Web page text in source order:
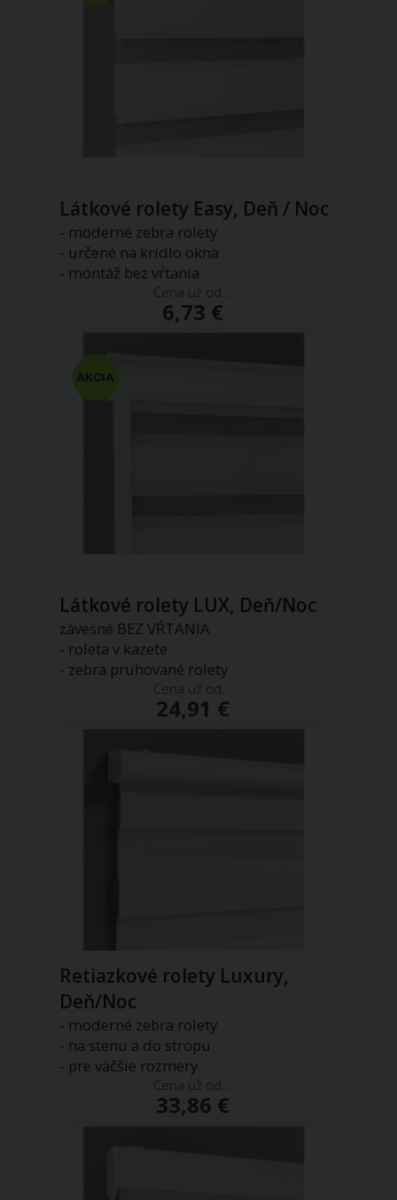
Látkové rolety Easy, Deň / Noc
- moderné zebra rolety
- určené na krídlo okna
- montáž bez vŕtania
Cena už od...
6,73 €
Látkové rolety LUX, Deň/Noc
závesné BEZ VŔTANIA
- roleta v kazete
- zebra pruhované rolety
Cena už od...
24,91 €
Retiazkové rolety Luxury,
Deň/Noc
- moderné zebra rolety
- na stenu a do stropu
- pre väčšie rozmery
Cena už od...
33,86 €